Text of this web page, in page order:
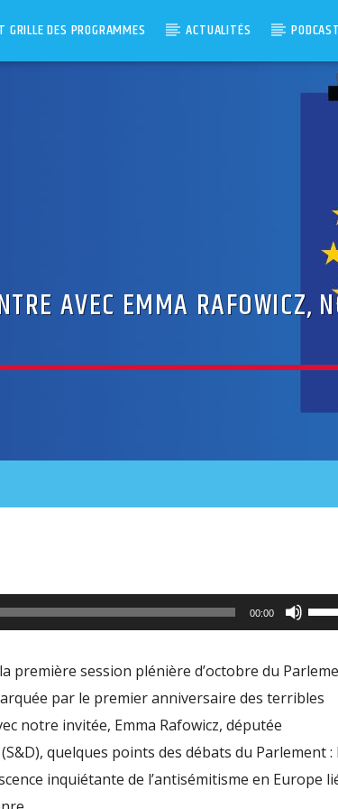
GRILLE DES PROGRAMMES ACTUALITÉS
AVEC EMMA RAFOWICZ,
00:00
les
première session plénière d’octobre du
par le premier anniversaire des terribles
notre invitée, Emma Rafowicz, députée
quelques points des débats du Parlement :
inquiétante de l’antisémitisme en Europe